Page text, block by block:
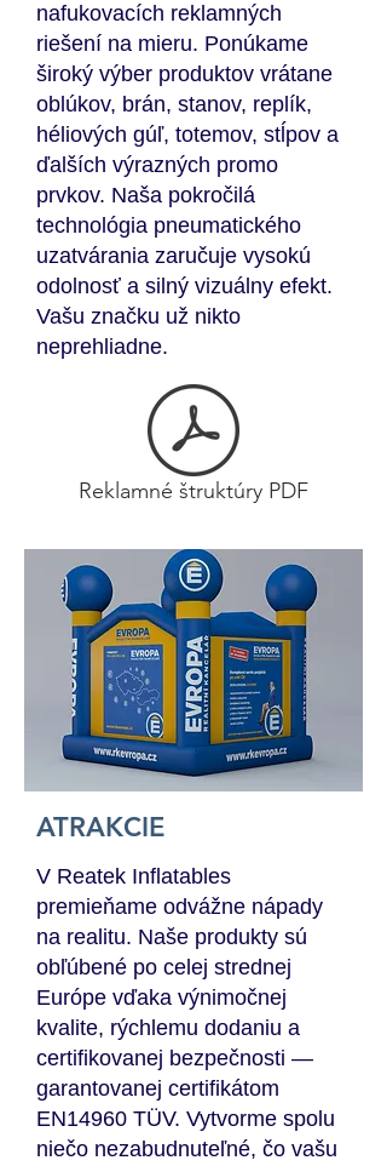
nafukovacích reklamných
riešení na mieru. Ponúkame
široký výber produktov vrátane
oblúkov, brán, stanov, replík,
héliových gúľ, totemov, stĺpov a
ďalších výrazných promo
prvkov. Naša pokročilá
technológia pneumatického
uzatvárania zaručuje vysokú
odolnosť a silný vizuálny efekt.
Vašu značku už nikto
neprehliadne.
Reklamné štruktúry PDF
ATRAKCIE
V Reatek Inflatables
premieňame odvážne nápady
na realitu. Naše produkty sú
obľúbené po celej strednej
Európe vďaka výnimočnej
kvalite, rýchlemu dodaniu a
certifikovanej bezpečnosti —
garantovanej certifikátom
EN14960 TÜV. Vytvorme spolu
niečo nezabudnuteľné, čo vašu